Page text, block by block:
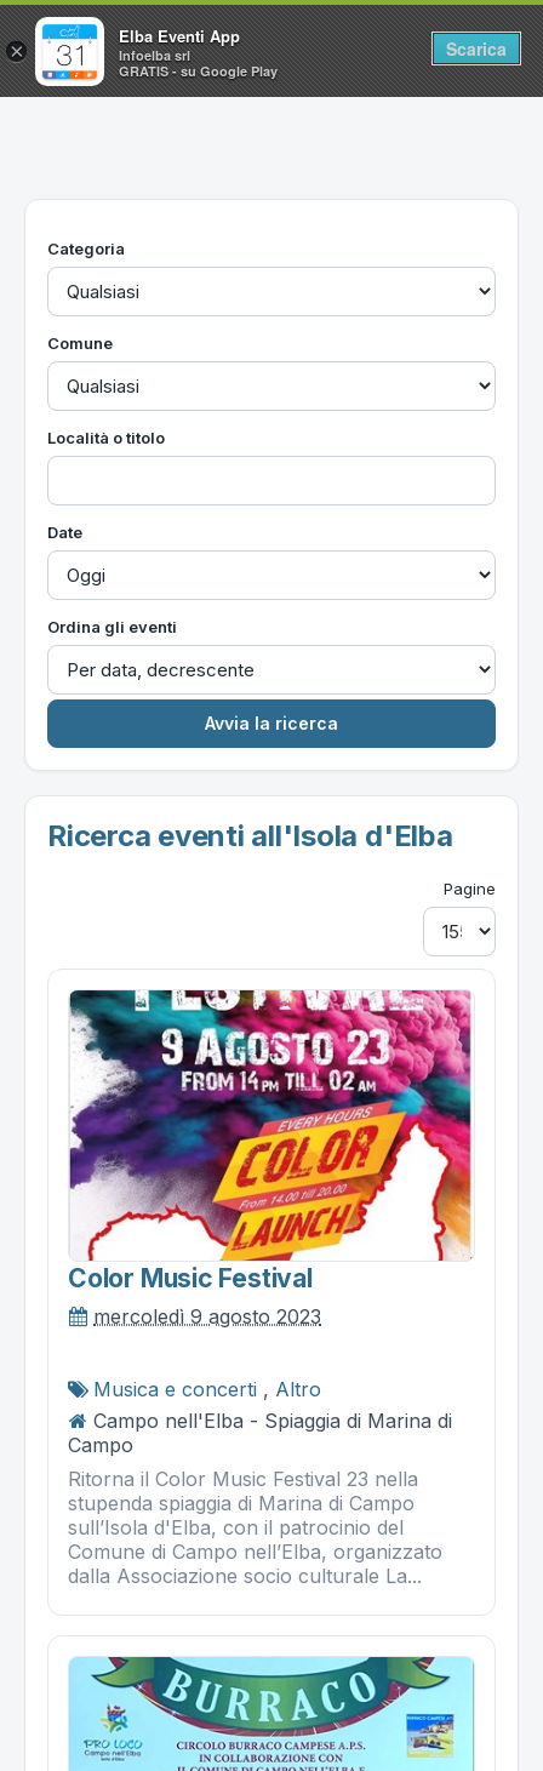
Home
Utilità
Categoria
Comune
Località o titolo
Date
Ordina gli eventi
Ricerca eventi all'Isola d'Elba
Pagine
Color Music Festival
mercoledì 9 agosto 2023
Musica e concerti , Altro
Campo nell'Elba - Spiaggia di Marina di
Campo
Ritorna il Color Music Festival 23 nella
stupenda spiaggia di Marina di Campo
sull’Isola d'Elba, con il patrocinio del
Comune di Campo nell’Elba, organizzato
dalla Associazione socio culturale La...
×
Elba Eventi App
Infoelba srl
GRATIS - su Google Play
Scarica